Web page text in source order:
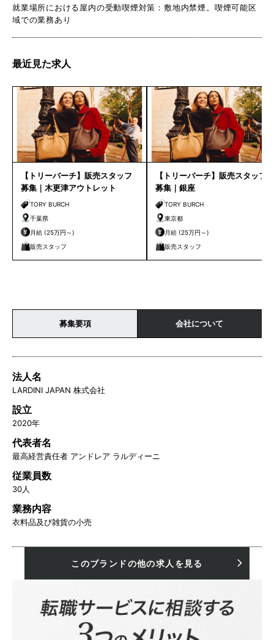
就業場所における屋内の受動喫煙対策：敷地内禁煙。喫煙可能区
域での業務あり
最近見た求人
【トリーバーチ】販売スタッフ
募集｜木更津アウトレット
TORY BURCH
千葉県
月給 (25万円～)
販売スタッフ
【トリーバーチ】販売スタッフ
募集｜銀座
TORY BURCH
東京都
月給 (25万円～)
販売スタッフ
募集要項 会社について
法人名
LARDINI JAPAN 株式会社
設立
2020年
代表者名
最高経営責任者 アンドレア ラルディーニ
従業員数
30人
業務内容
衣料品及び雑貨の小売
このブランドの他の求人を見る